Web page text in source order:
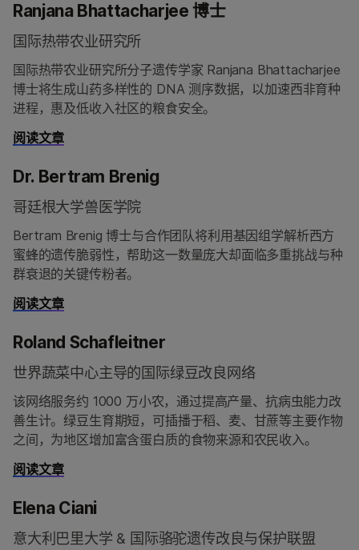
Ranjana Bhattacharjee 博士
国际热带农业研究所
国际热带农业研究所分子遗传学家 Ranjana Bhattacharjee
博士将生成山药多样性的 DNA 测序数据，以加速西非育种
进程，惠及低收入社区的粮食安全。
阅读文章
Dr. Bertram Brenig
哥廷根大学兽医学院
Bertram Brenig 博士与合作团队将利用基因组学解析西方
蜜蜂的遗传脆弱性，帮助这一数量庞大却面临多重挑战与种
群衰退的关键传粉者。
阅读文章
Roland Schafleitner
世界蔬菜中心主导的国际绿豆改良网络
该网络服务约 1000 万小农，通过提高产量、抗病虫能力改
善生计。绿豆生育期短，可插播于稻、麦、甘蔗等主要作物
之间，为地区增加富含蛋白质的食物来源和农民收入。
阅读文章
Elena Ciani
意大利巴里大学 & 国际骆驼遗传改良与保护联盟